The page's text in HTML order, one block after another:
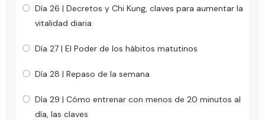
Día 26 | Decretos y Chi Kung, claves para aumentar la
vitalidad diaria
Día 27 | El Poder de los hábitos matutinos
Día 28 | Repaso de la semana
Día 29 | Cómo entrenar con menos de 20 minutos al
día, las claves